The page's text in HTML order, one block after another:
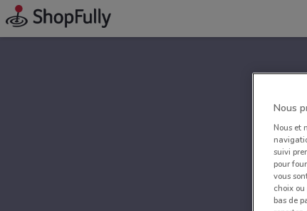
Nous
Nous et
suivi
pour
vous
choix
bas de